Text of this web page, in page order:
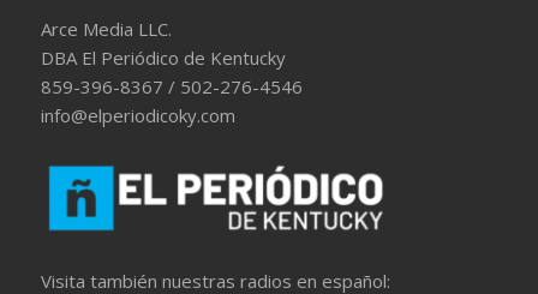
Arce Media LLC.
DBA El Periódico de Kentucky
859-396-8367 / 502-276-4546
info@elperiodicoky.com
Visita también nuestras radios en español: